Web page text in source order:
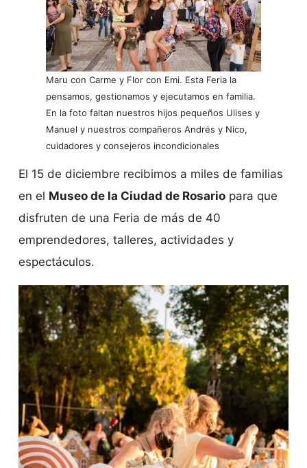
Maru con Carme y Flor con Emi. Esta Feria la
pensamos, gestionamos y ejecutamos en familia.
En la foto faltan nuestros hijos pequeños Ulises y
Manuel y nuestros compañeros Andrés y Nico,
cuidadores y consejeros incondicionales
El 15 de diciembre recibimos a miles de familias
en el Museo de la Ciudad de Rosariopara que
disfruten de una Feria de más de 40
emprendedores, talleres, actividades y
espectáculos.